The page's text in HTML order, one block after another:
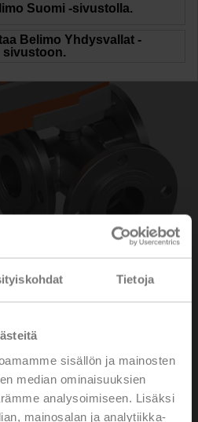
Tietoja
sisällön ja mainosten
median ominaisuuksien
analysoimiseen. Lisäksi
mainosalan ja analytiikka-
Suomi -sivustolla.
Belimo Yhdysvallat -
sivustoon.